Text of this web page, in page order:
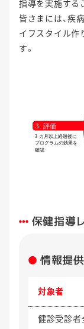
指導を実施する
皆さまには、疾
イフスタイル作
す。
保健指導
情報提
対象者
健診受診者